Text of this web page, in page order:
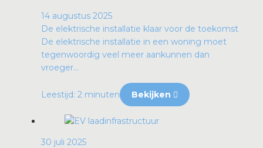
14 augustus 2025
De elektrische installatie klaar voor de toekomst
De elektrische installatie in een woning moet
tegenwoordig veel meer aankunnen dan
vroeger...
Leestijd: 2 minuten Bekijken
30 juli 2025